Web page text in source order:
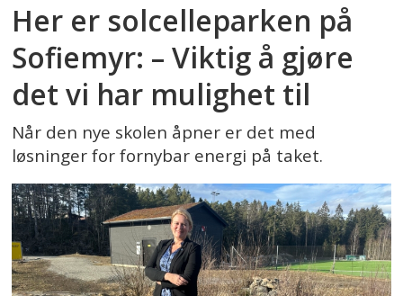
Her er solcelleparken på
Sofiemyr: – Viktig å gjøre
det vi har mulighet til
Når den nye skolen åpner er det med
løsninger for fornybar energi på taket.